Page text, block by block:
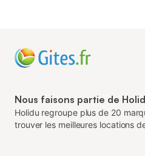
Nous faisons partie de
Holidu regroupe plus de 20
trouver les meilleures locations